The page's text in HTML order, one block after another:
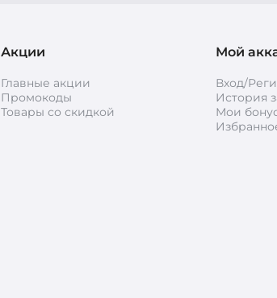
Акции
Главные акции
Промокоды
Товары со скидкой
Мой
Вход/
История
Мои